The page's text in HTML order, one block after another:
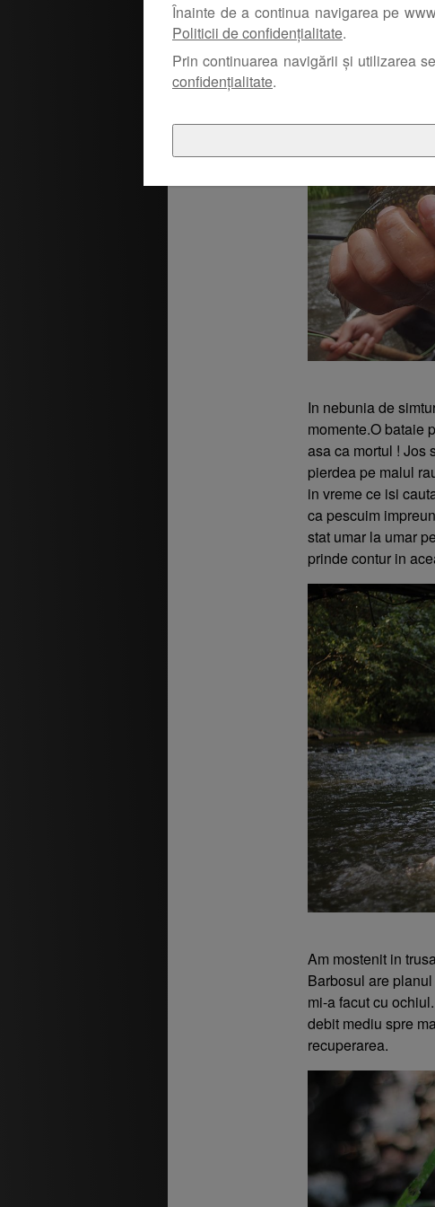
Înainte de a continua navigarea pe
Politicii de confidențialitate.
Prin continuarea navigării și utilizarea
confidențialitate.
la fiecare lansare.
atacul. Nu a fost
acolo.
In nebunia de
momente.O bataie
asa ca mortul ! Jos
pierdea pe malul
in vreme ce isi
ca pescuim
stat umar la umar
prinde contur in
Am mostenit in
Barbosul are
mi-a facut cu
debit mediu spre
recuperarea.